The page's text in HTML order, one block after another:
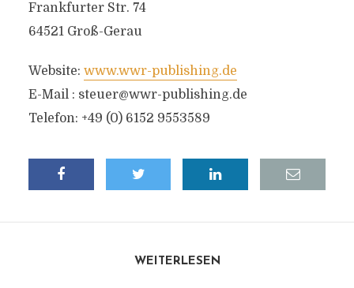
Frankfurter Str. 74
64521 Groß-Gerau
Website: www.wwr-publishing.de
E-Mail : steuer@wwr-publishing.de
Telefon: +49 (0) 6152 9553589
WEITERLESEN